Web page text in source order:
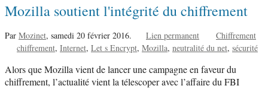
Mozilla soutient l'intégrité du chiffrement
Par Mozinet, samedi 20 février 2016. Lien permanent
Chiffrement
chiffrement Internet Let s Encrypt Mozilla neutralité du net sécurité
Alors que Mozilla vient de lancer une campagne en faveur du
chiffrement, l’actualité vient la télescoper avec l’affaire du FBI